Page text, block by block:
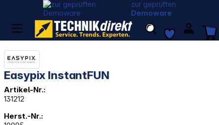
zur geprüften
Demoware
Easypix InstantFUN
Artikel-Nr.:
131212
Herst.-Nr.: